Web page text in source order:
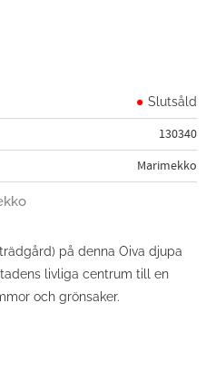
Slutsåld
130340
Marimekko
på denna Oiva djupa
livliga centrum till en
och grönsaker.